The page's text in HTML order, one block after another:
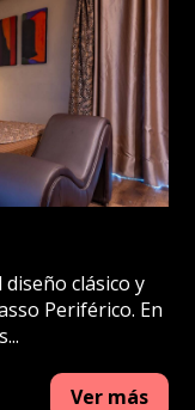
clásico y
Periférico. En
Ver más